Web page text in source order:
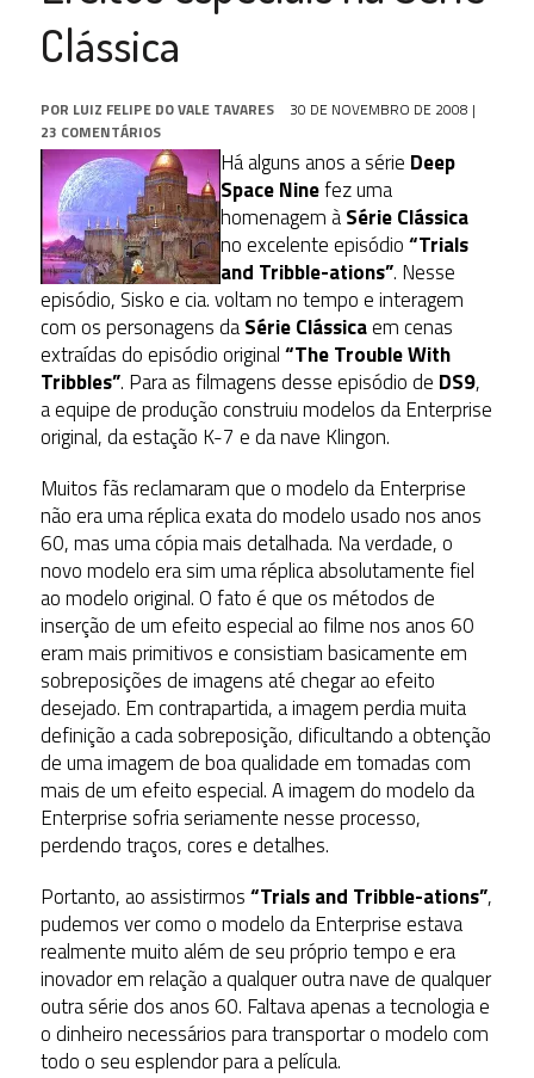
Clássica
POR LUIZ FELIPE DO VALE TAVARES 30 DE NOVEMBRO DE 2008 |
23 COMENTÁRIOS
Há alguns anos a série Deep
Space Ninefez uma
homenagem àSérie Clássica
no excelente episódio“Trials
and Tribble-ations”. Nesse
episódio, Sisko e cia. voltam no tempo e interagem
com os personagens daSérie Clássicaem cenas
extraídas do episódio original“The Trouble With
Tribbles”. Para as filmagens desse episódio de DS9,
a equipe de produção construiu modelos da Enterprise
original, da estação K-7 e da nave Klingon.
Muitos fãs reclamaram que o modelo da Enterprise
não era uma réplica exata do modelo usado nos anos
60, mas uma cópia mais detalhada. Na verdade, o
novo modelo era sim uma réplica absolutamente fiel
ao modelo original. O fato é que os métodos de
inserção de um efeito especial ao filme nos anos 60
eram mais primitivos e consistiam basicamente em
sobreposições de imagens até chegar ao efeito
desejado. Em contrapartida, a imagem perdia muita
definição a cada sobreposição, dificultando a obtenção
de uma imagem de boa qualidade em tomadas com
mais de um efeito especial. A imagem do modelo da
Enterprise sofria seriamente nesse processo,
perdendo traços, cores e detalhes.
Portanto, ao assistirmos“Trials and Tribble-ations”,
pudemos ver como o modelo da Enterprise estava
realmente muito além de seu próprio tempo e era
inovador em relação a qualquer outra nave de qualquer
outra série dos anos 60. Faltava apenas a tecnologia e
o dinheiro necessários para transportar o modelo com
todo o seu esplendor para a película.